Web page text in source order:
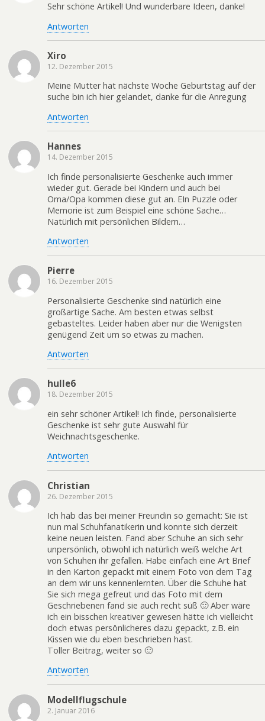
Sehr schöne Artikel! Und wunderbare Ideen, danke!
Antworten
Xiro
12. Dezember 2015
Meine Mutter hat nächste Woche Geburtstag auf der
suche bin ich hier gelandet, danke für die Anregung
Antworten
Hannes
14. Dezember 2015
Ich finde personalisierte Geschenke auch immer
wieder gut. Gerade bei Kindern und auch bei
Oma/Opa kommen diese gut an. EIn Puzzle oder
Memorie ist zum Beispiel eine schöne Sache…
Natürlich mit persönlichen Bildern…
Antworten
Pierre
16. Dezember 2015
Personalisierte Geschenke sind natürlich eine
großartige Sache. Am besten etwas selbst
gebasteltes. Leider haben aber nur die Wenigsten
genügend Zeit um so etwas zu machen.
Antworten
hulle6
18. Dezember 2015
ein sehr schöner Artikel! Ich finde, personalisierte
Geschenke ist sehr gute Auswahl für
Weichnachtsgeschenke.
Antworten
Christian
26. Dezember 2015
Ich hab das bei meiner Freundin so gemacht: Sie ist
nun mal Schuhfanatikerin und konnte sich derzeit
keine neuen leisten. Fand aber Schuhe an sich sehr
unpersönlich, obwohl ich natürlich weiß welche Art
von Schuhen ihr gefallen. Habe einfach eine Art Brief
in den Karton gepackt mit einem Foto von dem Tag
an dem wir uns kennenlernten. Über die Schuhe hat
Sie sich mega gefreut und das Foto mit dem
Geschriebenen fand sie auch recht süß 🙂 Aber wäre
ich ein bisschen kreativer gewesen hätte ich vielleicht
doch etwas persönlicheres dazu gepackt, z.B. ein
Kissen wie du eben beschrieben hast.
Toller Beitrag, weiter so 🙂
Antworten
Modellflugschule
2. Januar 2016